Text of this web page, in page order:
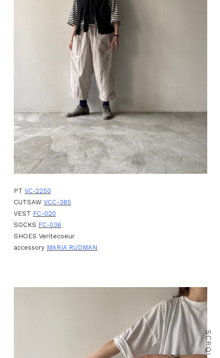
PT VC-2250
CUTSAW VCC-385
VEST FC-020
SOCKS FC-036
SHOES Veritecoeur
accessory MARIA RUDMAN